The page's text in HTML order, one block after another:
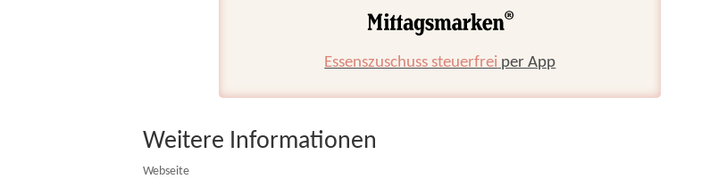
Essenszuschuss steuerfrei per App
Weitere Informationen
Webseite